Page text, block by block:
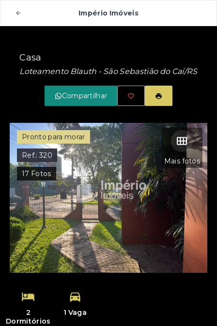
Império Imóveis
Casa
Loteamento Blauth - São Sebastião do Caí/RS
Compartilhar
Mais fotos
Pronto para morar
Ref.:320
17 Fotos
2
Dormitórios
1 Vaga